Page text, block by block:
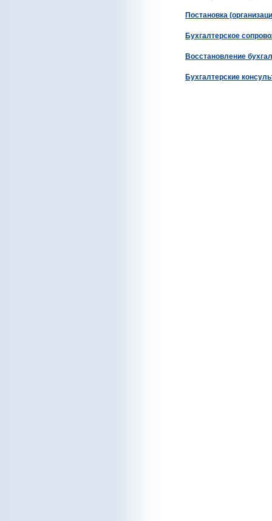
Постановка
Бухгалтерское
Восстановление
Бухгалтерские